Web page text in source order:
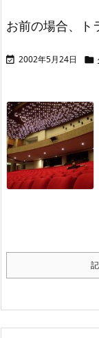
お前の場合、ト
 2002年5月24日 